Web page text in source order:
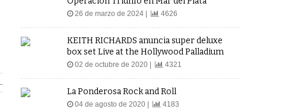
26 de marzo de 2024 | 4626
KEITH RICHARDS anuncia super deluxe
box set Live at the Hollywood Palladium
02 de octubre de 2020 | 4321
La Ponderosa Rock and Roll
04 de agosto de 2020 | 4183